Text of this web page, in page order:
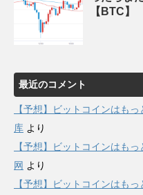
【BTC】
最近のコメント
【予想】ビットコインはも
库 より
【予想】ビットコインはも
网 より
【予想】ビットコインはも